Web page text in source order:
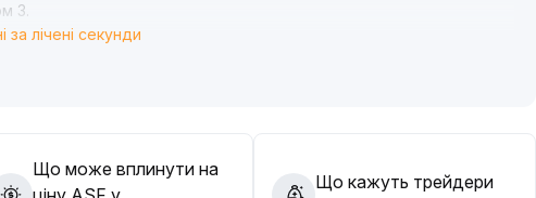
3
зниження.
лічені секунди
Що може вплинути на
Що кажуть трейдери